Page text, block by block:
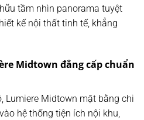
tầm nhìn panorama tuyệt
kế nội thất tinh tế, khẳng
Midtown đẳng cấp chuẩn
Lumiere Midtown mặt bằng chi
hệ thống tiện ích nội khu,